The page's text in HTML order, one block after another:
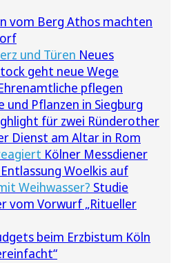
vom Berg Athos machten
und Türen Neues
geht neue Wege
pflegen
und Pflanzen in Siegburg
für zwei Ründerother
Dienst am Altar in Rom
Kölner Messdiener
Woelkis auf
Weihwasser? Studie
vom Vorwurf „Ritueller
beim Erzbistum Köln